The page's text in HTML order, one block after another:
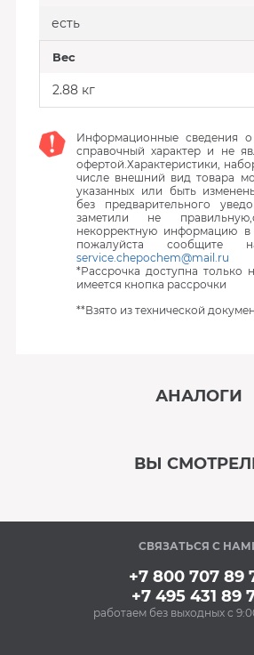
есть
Вес
2.88 кг
Информационные сведения
справочный характер и не
офертой.Характеристики,
числе внешний вид товара
указанных или быть
без предварительного
заметили не
некорректную информацию в
пожалуйста
service.chepochem@mail.ru
*Рассрочка доступна только
имеется кнопка рассрочки
**Взято из технической
АНАЛОГИ
ВЫ
В
СВЯЗАТЬСЯ С
+7 800 707 89
+7 495 431 89
работаем без выходных с